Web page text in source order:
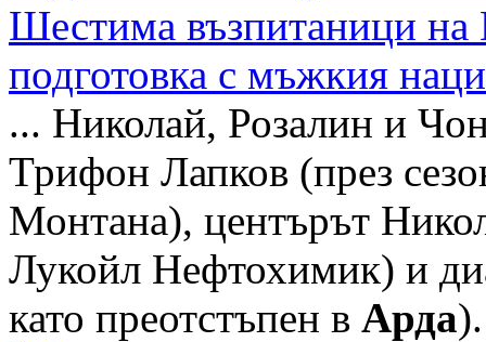
Шестима възпитаници на
подготовка с мъжкия
... Николай, Розалин и
Трифон Лапков (през
Монтана), центърът
Лукойл Нефтохимик) и
като преотстъпен в Арда).